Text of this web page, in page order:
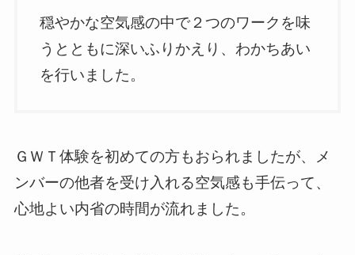
穏やかな空気感の中で２つのワークを味
うとともに深いふりかえり、わかちあい
を行いました。
ＧＷＴ体験を初めての方もおられましたが、メ
ンバーの他者を受け入れる空気感も手伝って、
心地よい内省の時間が流れました。